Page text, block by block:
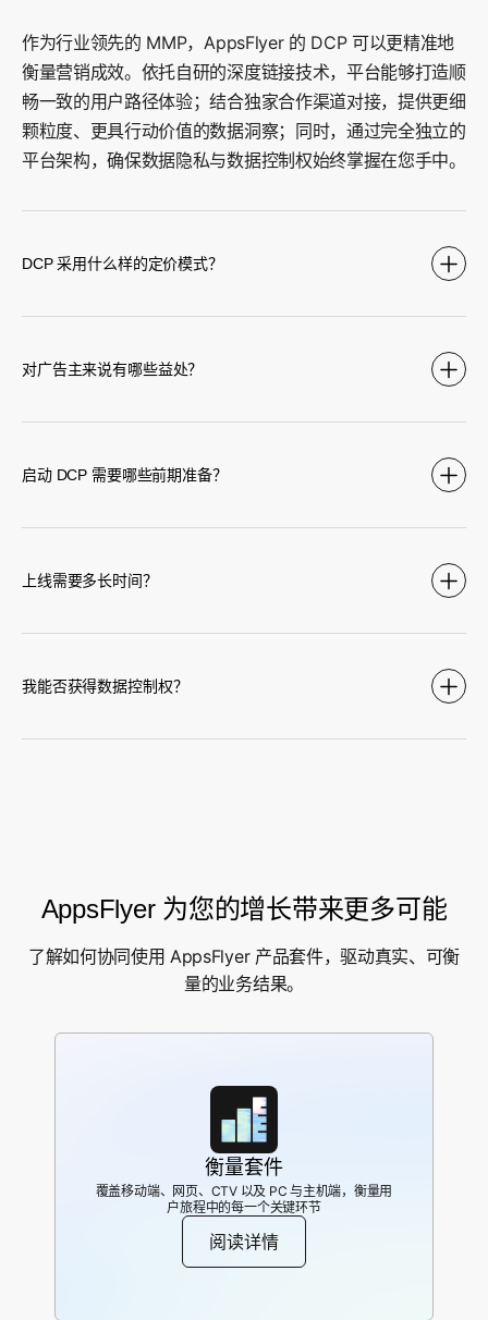
作为行业领先的 MMP，AppsFlyer 的 DCP 可以更精准地
衡量营销成效。依托自研的深度链接技术，平台能够打造顺
畅一致的用户路径体验；结合独家合作渠道对接，提供更细
颗粒度、更具行动价值的数据洞察；同时，通过完全独立的
平台架构，确保数据隐私与数据控制权始终掌握在您手中。
DCP 采用什么样的定价模式？
对广告主来说有哪些益处？
启动 DCP 需要哪些前期准备？
上线需要多长时间？
我能否获得数据控制权？
AppsFlyer 为您的增长带来更多可能
了解如何协同使用 AppsFlyer 产品套件，驱动真实、可衡
量的业务结果。
衡量套件
覆盖移动端、网页、CTV 以及 PC 与主机端，衡量用
户旅程中的每一个关键环节
阅读详情